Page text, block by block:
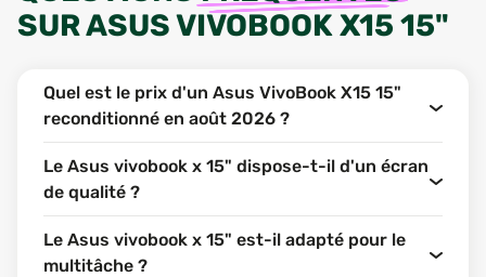
SURASUS VIVOBOOK X15 15"
Quel est le prix d'un Asus VivoBook X15 15"
reconditionné en août 2026 ?
Le Asus vivobook x 15" dispose-t-il d'un écran
de qualité ?
Le Asus vivobook x 15" est-il adapté pour le
multitâche ?